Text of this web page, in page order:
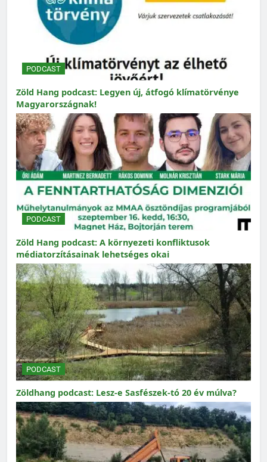
PODCAST
Zöld Hang podcast: Legyen új, átfogó klímatörvénye
Magyarországnak!
PODCAST
Zöld Hang podcast: A környezeti konfliktusok
médiatorzításainak lehetséges okai
PODCAST
Zöldhang podcast: Lesz-e Sasfészek-tó 20 év múlva?